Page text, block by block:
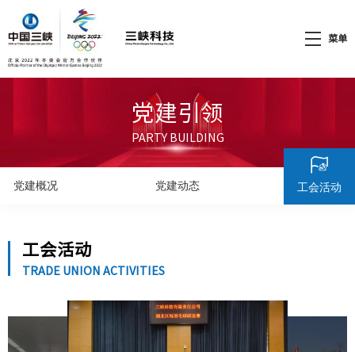
菜单
党建引领
PARTY BUILDING
党建概况 党建动态 工会活动
工会活动
TRADE UNION ACTIVITIES